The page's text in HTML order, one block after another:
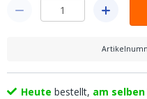
Heute bestellt, am